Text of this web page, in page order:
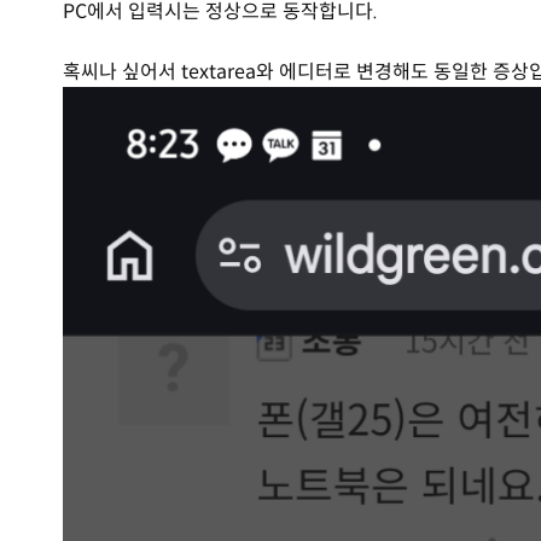
PC에서 입력시는 정상으로 동작합니다.
혹씨나 싶어서 textarea와 에디터로 변경해도 동일한 증상